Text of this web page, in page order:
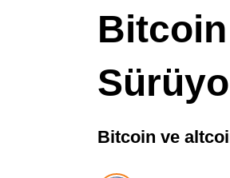
Bitcoin ve